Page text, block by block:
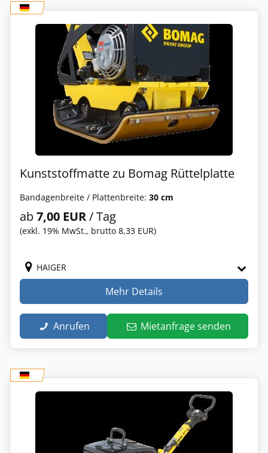
Kunststoffmatte zu Bomag Rüttelplatte
Bandagenbreite / Plattenbreite: 30 cm
ab7,00 EUR/ Tag
(exkl. 19% MwSt., brutto 8,33 EUR)
HAIGER
Mehr Details
Anrufen Mietanfrage senden